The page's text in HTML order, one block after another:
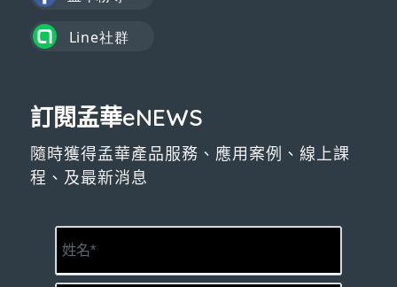
訂閱孟華eNEWS
隨時獲得孟華產品服務、應用案例、線上課
程、及最新消息